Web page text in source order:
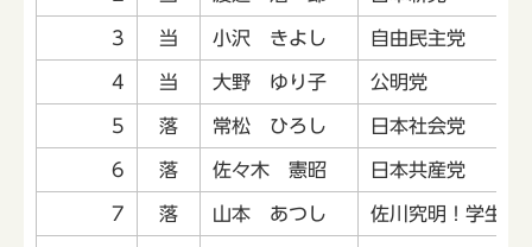
3 当 小沢 きよし 自由民主党
4 当 大野 ゆり子 公明党
5 落 常松 ひろし 日本社会党
6 落 佐々木 憲昭 日本共産党
7 落 山本 あつし 佐川究明！学生・